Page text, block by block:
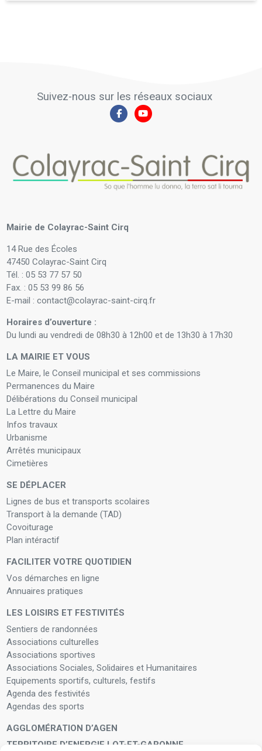
Suivez-nous sur les réseaux sociaux
Mairie de Colayrac-Saint Cirq
14 Rue des Écoles
47450 Colayrac-Saint Cirq
Tél. : 05 53 77 57 50
Fax. : 05 53 99 86 56
E-mail : contact@colayrac-saint-cirq.fr
Horaires d’ouverture :
Du lundi au vendredi de 08h30 à 12h00 et de 13h30 à 17h30
LA MAIRIE ET VOUS
Le Maire, le Conseil municipal et ses commissions
Permanences du Maire
Délibérations du Conseil municipal
La Lettre du Maire
Infos travaux
Urbanisme
Arrêtés municipaux
Cimetières
SE DÉPLACER
Lignes de bus et transports scolaires
Transport à la demande (TAD)
Covoiturage
Plan intéractif
FACILITER VOTRE QUOTIDIEN
Vos démarches en ligne
Annuaires pratiques
LES LOISIRS ET FESTIVITÉS
Sentiers de randonnées
Associations culturelles
Associations sportives
Associations Sociales, Solidaires et Humanitaires
Equipements sportifs, culturels, festifs
Agenda des festivités
Agendas des sports
AGGLOMÉRATION D’AGEN
TERRITOIRE D’ENERGIE LOT-ET-GARONNE